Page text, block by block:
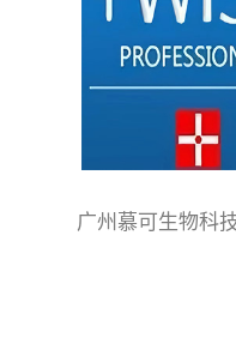
广州慕可生物科